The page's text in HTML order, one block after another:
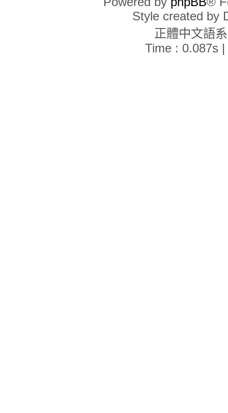
Style created by
正體中文語
Time : 0.087s